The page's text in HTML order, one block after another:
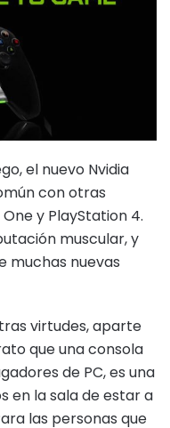
el nuevo Nvidia
con otras
y PlayStation 4.
muscular, y
muchas nuevas
virtudes, aparte
que una consola
de PC, es una
en la sala de estar a
las personas que